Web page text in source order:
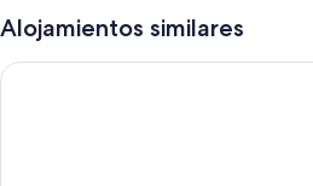
Espacios sin humos, un huerto y un
Consigna de equipaje, personal
Alojamientos similares
Sercotel Arrahona Sabadell